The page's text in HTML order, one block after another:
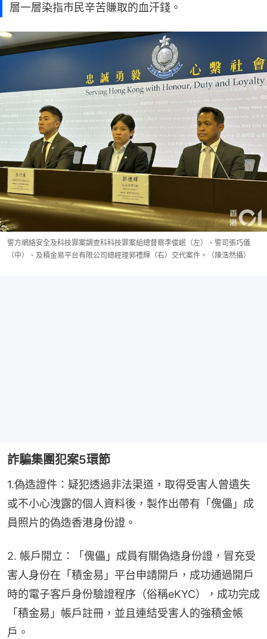
層一層染指市民辛苦賺取的血汗錢。
警方網絡安全及科技罪案調查科科技罪案組總督察李俊岷（左）、警司張巧儀
（中）、及積金易平台有限公司總經理郭禮輝（右）交代案件。（陳浩然攝）
詐騙集團犯案5環節
1.偽造證件：疑犯透過非法渠道，取得受害人曾遺失
或不小心洩露的個人資料後，製作出帶有「傀儡」成
員照片的偽造香港身份證。
2. 帳戶開立：「傀儡」成員有關偽造身份證，冒充受
害人身份在「積金易」平台申請開戶，成功通過開戶
時的電子客戶身份驗證程序（俗稱eKYC），成功完成
「積金易」帳戶註冊，並且連結受害人的強積金帳
戶。